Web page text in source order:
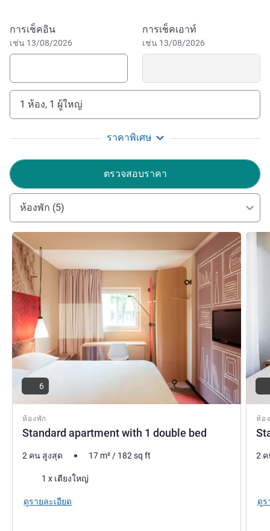
Carajás National Forest, a 17-minute drive from the hotel,
perfect for ecotourism and teeming with wild animals. And
ibis Paraupebas offers a good location to move around the
city, knowing sights, and a comfortable stay in a beautiful
Welcome to ibis Parauapebas! We hope you have a
pleasant stay. Joice Oliveira, manager.
Joice Oliveira ฝ่ายบริหารโรงแรม
จองโรงแรมนี้
การเช็คอิน
เช่น 13/08/2026
การเช็คเอาท์
เช่น 13/08/2026
1 ห้อง, 1 ผู้ใหญ่
ราคาพิเศษ
ตรวจสอบราคา
ห้องพัก (5)
ห้องพัก
Standard apartment with 1 double bed
ดูรายละเอียด
6
2 คน สูงสุด 17 m²/ 182sq ft
เครื่องนอน
1 x เตียงใหญ่
ดูรายละเอียด
ห้อ
ดูราย
2
ดูร